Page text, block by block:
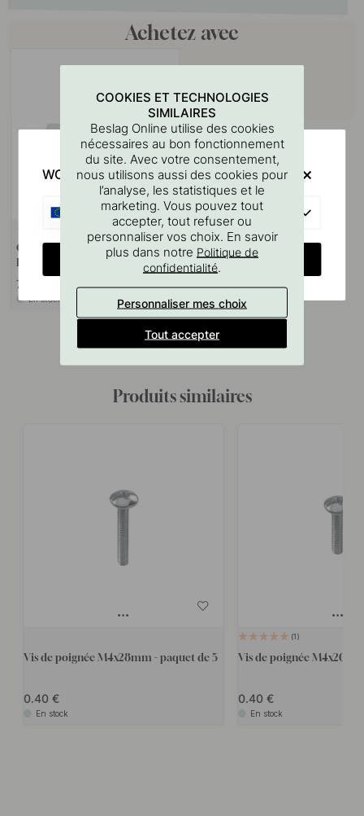
Achetez avec
Gabarit De Perçage Pour
Poignées Et Boutons
7 €
En stock
Produits similaires
Vis de poignée M4x28mm - paquet de 5
0.40
En stock
1
Vis de poignée
0.40
En stock
COOKIES ET TECHNOLOGIES
SIMILAIRES
Beslag Online utilise des cookies
nécessaires au bon fonctionnement
du site. Avec votre consentement,
nous utilisons aussi des cookies pour
l’analyse, les statistiques et le
marketing. Vous pouvez tout
accepter, tout refuser ou
personnaliser vos choix. En savoir
plus dans notre Politique de
confidentialité.
Personnaliser mes choix
Tout accepter
WOULD YOU RATHER VISIT?
CHANGE COUNTRY